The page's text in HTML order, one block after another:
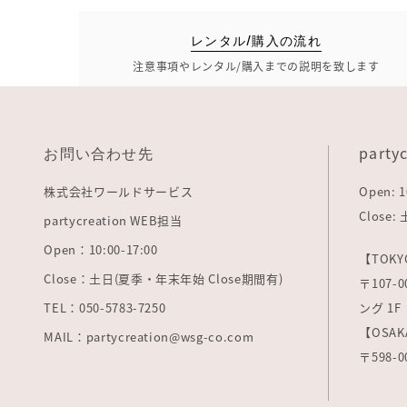
レンタル/購入の流れ
注意事項やレンタル/購入までの説明を致します
お問い合わせ先
株式会社ワールドサービス
partycreation WEB担当
Open：10:00-17:00
Close：土日(夏季・年末年始 Close期間有)
TEL：050-5783-7250
MAIL：partycreation@wsg-co.com
Open:
Close:
【
〒107-
ング 1F
【
〒598-